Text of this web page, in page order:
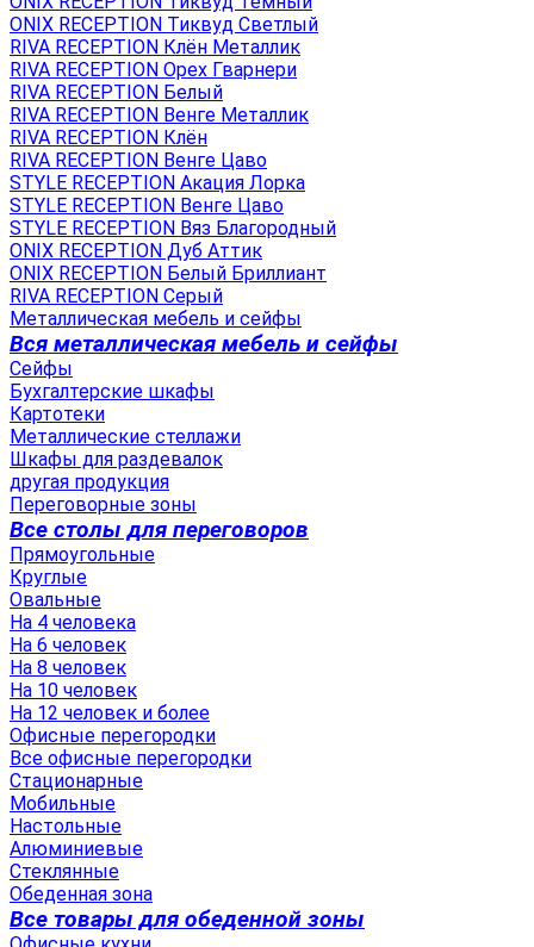
ONIX RECEPTION Тиквуд Светлый
RIVA RECEPTION Клён Металлик
RIVA RECEPTION Орех Гварнери
RIVA RECEPTION Белый
RIVA RECEPTION Венге Металлик
RIVA RECEPTION Клён
RIVA RECEPTION Венге Цаво
STYLE RECEPTION Акация Лорка
STYLE RECEPTION Венге Цаво
STYLE RECEPTION Вяз Благородный
ONIX RECEPTION Дуб Аттик
ONIX RECEPTION Белый Бриллиант
RIVA RECEPTION Серый
Металлическая мебель и сейфы
Вся металлическая мебель и сейфы
Сейфы
Бухгалтерские шкафы
Картотеки
Металлические стеллажи
Шкафы для раздевалок
другая продукция
Переговорные зоны
Все столы для переговоров
Прямоугольные
Круглые
Овальные
На 4 человека
На 6 человек
На 8 человек
На 10 человек
На 12 человек и более
Офисные перегородки
Все офисные перегородки
Стационарные
Мобильные
Настольные
Алюминиевые
Стеклянные
Обеденная зона
Все товары для обеденной зоны